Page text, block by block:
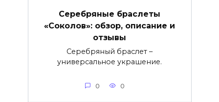
Серебряные браслеты
«Соколов»: обзор, описание и
отзывы
Серебряный браслет –
универсальное украшение.
0 0